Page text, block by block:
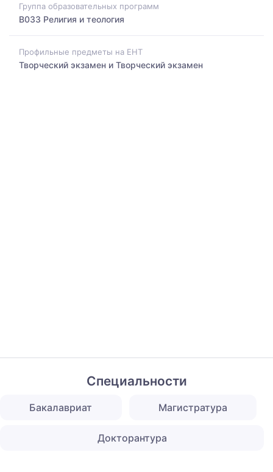
Группа образовательных программ
B033 Религия и теология
Профильные предметы на ЕНТ
Творческий экзамен и Творческий экзамен
Специальности
Бакалавриат Магистратура
Докторантура